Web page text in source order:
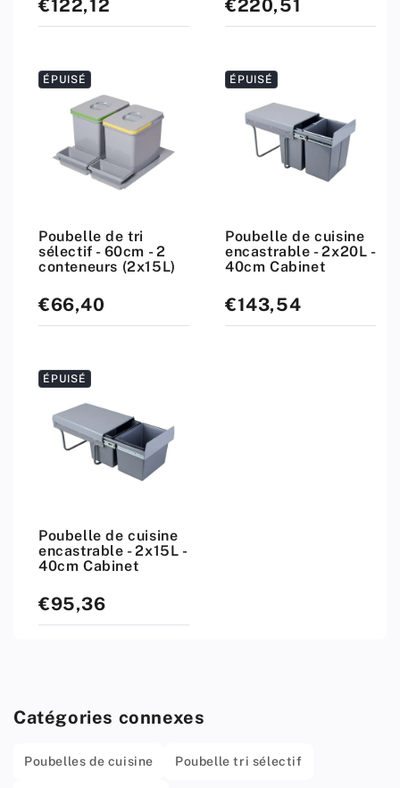
Prix
standard
€122,12
Prix
standard
€220,51
ÉPUISÉ
Poubelle de tri
sélectif - 60cm - 2
conteneurs (2x15L)
Prix
standard
€66,40
ÉPUISÉ
Poubelle de cuisine
encastrable - 2x20L -
40cm Cabinet
Prix
standard
€143,54
ÉPUISÉ
Poubelle de cuisine
encastrable - 2x15L -
40cm Cabinet
Prix
standard
€95,36
Catégories connexes
Poubelles de cuisine Poubelle tri sélectif